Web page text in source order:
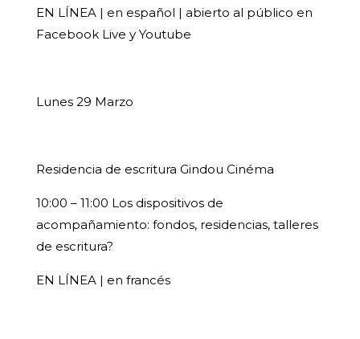
EN LÍNEA | en español | abierto al público en
Facebook Live y Youtube
Lunes 29 Marzo
Residencia de escritura Gindou Cinéma
10:00 – 11:00 Los dispositivos de
acompañamiento: fondos, residencias, talleres
de escritura?
EN LÍNEA | en francés